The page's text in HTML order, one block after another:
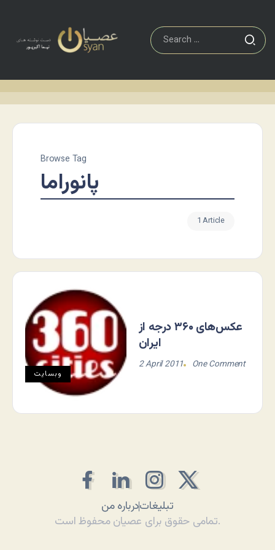
Browse Tag
پانوراما
1 Article
وبسایت
عکس‌های ۳۶۰ درجه از
ایران
2 April 2011 One Comment
درباره منتبلیغات
تمامی حقوق برای عصیان محفوظ است.